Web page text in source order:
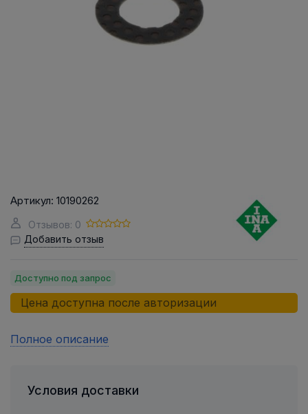
Артикул: 10190262
Отзывов: 0
Добавить отзыв
Доступно под запрос
Цена доступна после авторизации
Полное описание
Условия доставки